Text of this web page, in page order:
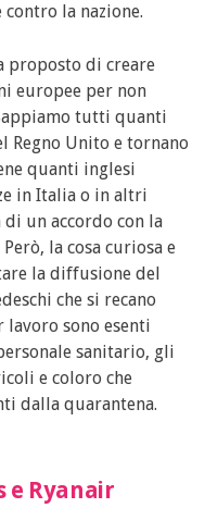
la nazione.
proposto di creare
europee per non
tutti quanti
Unito e tornano
quanti inglesi
in Italia o in altri
un accordo con la
la cosa curiosa e
la diffusione del
che si recano
lavoro sono esenti
sanitario, gli
e coloro che
dalla quarantena.